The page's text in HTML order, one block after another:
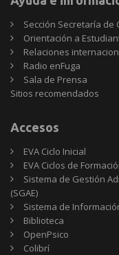
Sección Secretaría de
Orientación a
Relaciones
Radio enFuga
Sala de Prensa
Sitios
Sitios recomendados
Accesos
EVA Ciclo Inicial
EVA Ciclos de
Sistema de Gestión
(SGAE)
Sistema de
Biblioteca
OpenPsico
Colibrí